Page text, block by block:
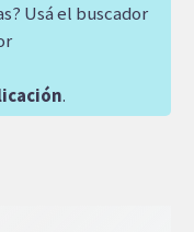
Usá el buscador
.